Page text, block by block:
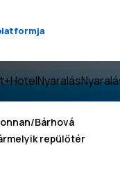
Nyaralás